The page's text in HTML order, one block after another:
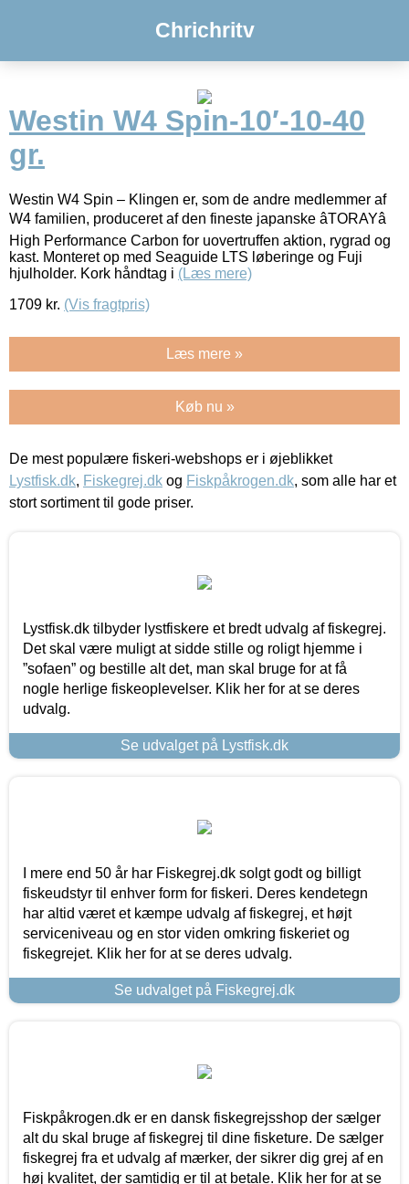
Chrichritv
Westin W4 Spin-10′-10-40
gr.
Westin W4 Spin – Klingen er, som de andre medlemmer af
W4 familien, produceret af den fineste japanske âTORAYâ
High Performance Carbon for uovertruffen aktion, rygrad og
kast. Monteret op med Seaguide LTS løberinge og Fuji
hjulholder. Kork håndtag i (Læs mere)
1709 kr. (Vis fragtpris)
Læs mere »
Køb nu »
De mest populære fiskeri-webshops er i øjeblikket
Lystfisk.dk, Fiskegrej.dk og Fiskpåkrogen.dk, som alle har et
stort sortiment til gode priser.
Lystfisk.dk tilbyder lystfiskere et bredt udvalg af fiskegrej.
Det skal være muligt at sidde stille og roligt hjemme i
”sofaen” og bestille alt det, man skal bruge for at få
nogle herlige fiskeoplevelser. Klik her for at se deres
udvalg.
Se udvalget på Lystfisk.dk
I mere end 50 år har Fiskegrej.dk solgt godt og billigt
fiskeudstyr til enhver form for fiskeri. Deres kendetegn
har altid været et kæmpe udvalg af fiskegrej, et højt
serviceniveau og en stor viden omkring fiskeriet og
fiskegrejet. Klik her for at se deres udvalg.
Se udvalget på Fiskegrej.dk
Fiskpåkrogen.dk er en dansk fiskegrejsshop der sælger
alt du skal bruge af fiskegrej til dine fisketure. De sælger
fiskegrej fra et udvalg af mærker, der sikrer dig grej af en
høj kvalitet, der samtidig er til at betale. Klik her for at se